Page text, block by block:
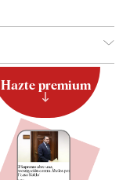
Hazte premium